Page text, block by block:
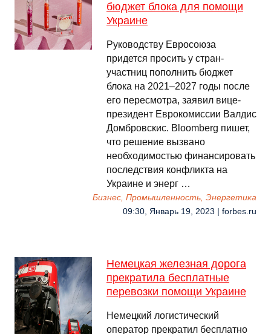
бюджет блока для помощи
Украине
Руководству Евросоюза
придется просить у стран-
участниц пополнить бюджет
блока на 2021–2027 годы после
его пересмотра, заявил вице-
президент Еврокомиссии Валдис
Домбровскис. Bloomberg пишет,
что решение вызвано
необходимостью финансировать
последствия конфликта на
Украине и энерг …
Бизнес, Промышленность, Энергетика
09:30, Январь 19, 2023 | forbes.ru
Немецкая железная дорога
прекратила бесплатные
перевозки помощи Украине
Немецкий логистический
оператор прекратил бесплатно